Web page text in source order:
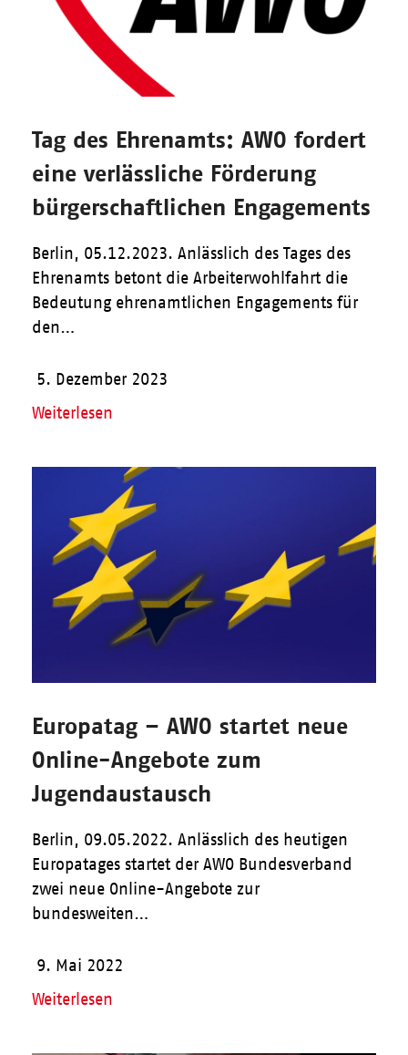
Tag des Ehrenamts: AWO fordert
eine verlässliche Förderung
bürgerschaftlichen Engagements
Berlin, 05.12.2023. Anlässlich des Tages des
Ehrenamts betont die Arbeiterwohlfahrt die
Bedeutung ehrenamtlichen Engagements für
den…
5. Dezember 2023
Weiterlesen
Europatag – AWO startet neue
Online-Angebote zum
Jugendaustausch
Berlin, 09.05.2022. Anlässlich des heutigen
Europatages startet der AWO Bundesverband
zwei neue Online-Angebote zur
bundesweiten…
9. Mai 2022
Weiterlesen